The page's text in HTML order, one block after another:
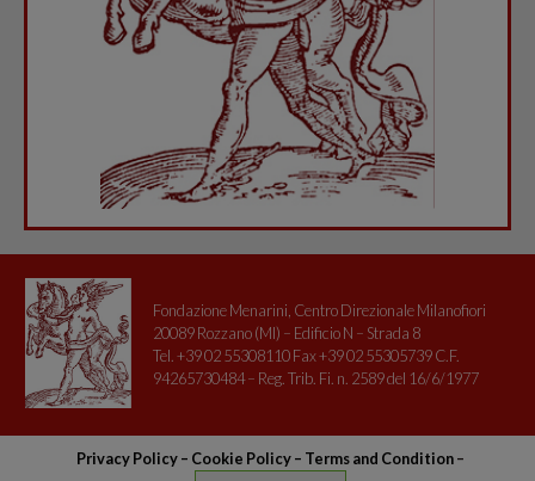
Fondazione Menarini, Centro Direzionale Milanofiori
20089 Rozzano (MI) – Edificio N – Strada 8
Tel. +39 02 55308110 Fax +39 02 55305739 C.F.
94265730484 – Reg. Trib. Fi. n. 2589 del 16/6/1977
Privacy Policy– Cookie Policy – Terms and Condition–